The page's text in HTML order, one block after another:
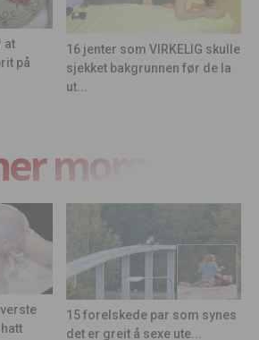
at
på
16 jenter som VIRKELIG skulle
sjekket bakgrunnen før de la
ut...
moro
15 forelskede par som synes
det er greit å sexe ute...